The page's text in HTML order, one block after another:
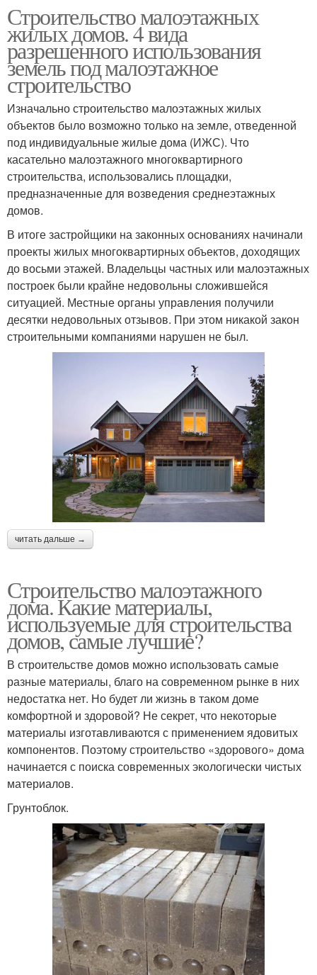
Строительство малоэтажных
жилых домов. 4 вида
разрешенного использования
земель под малоэтажное
строительство
Изначально строительство малоэтажных жилых
объектов было возможно только на земле, отведенной
под индивидуальные жилые дома (ИЖС). Что
касательно малоэтажного многоквартирного
строительства, использовались площадки,
предназначенные для возведения среднеэтажных
домов.
В итоге застройщики на законных основаниях начинали
проекты жилых многоквартирных объектов, доходящих
до восьми этажей. Владельцы частных или малоэтажных
построек были крайне недовольны сложившейся
ситуацией. Местные органы управления получили
десятки недовольных отзывов. При этом никакой закон
строительными компаниями нарушен не был.
читать дальше →
Строительство малоэтажного
дома. Какие материалы,
используемые для строительства
домов, самые лучшие?
В строительстве домов можно использовать самые
разные материалы, благо на современном рынке в них
недостатка нет. Но будет ли жизнь в таком доме
комфортной и здоровой? Не секрет, что некоторые
материалы изготавливаются с применением ядовитых
компонентов. Поэтому строительство «здорового» дома
начинается с поиска современных экологически чистых
материалов.
Грунтоблок.